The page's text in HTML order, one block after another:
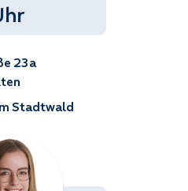
23a
Stadtwald